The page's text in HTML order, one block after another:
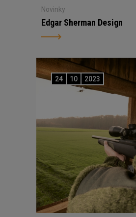
Novinky
Edgar Sherman Design
24 10 2023